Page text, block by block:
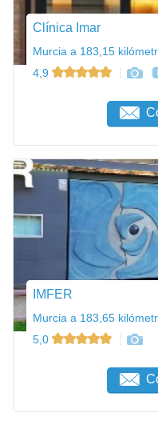
Clínica Imar
Murcia a 183,15
4,9
IMFER
Murcia a 183,65
5,0